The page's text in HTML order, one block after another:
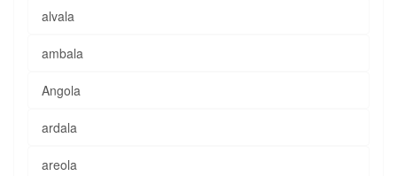
alvala
ambala
Angola
ardala
areola